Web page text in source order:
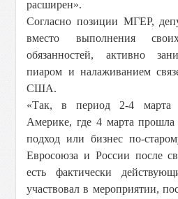
расширен».
Согласно позиции МГЕР,
вместо выполнения
обязанностей, активно
пиаром и налаживанием
США.
«Так, в период 2-4 марта
Америке, где 4 марта
подход или бизнес по-
Евросоюза и России после
есть фактически
участвовал в мероприятии,